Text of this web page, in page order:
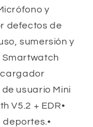
y
defectos de
sumersión y
Smartwatch
cargador
usuario Mini
V5.2 + EDR•